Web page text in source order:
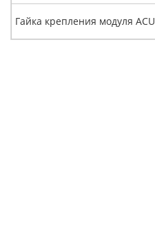
Гайка крепления модуля ACU